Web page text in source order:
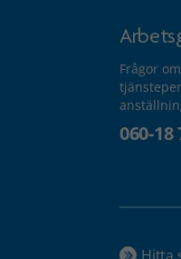
Frågor
060-18